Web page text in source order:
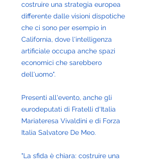
costruire una strategia europea
differente dalle visioni dispotiche
che ci sono per esempio in
California, dove l'intelligenza
artificiale occupa anche spazi
economici che sarebbero
dell'uomo".
Presenti all'evento, anche gli
eurodeputati di Fratelli d'Italia
Mariateresa Vivaldini e di Forza
Italia Salvatore De Meo.
"La sfida è chiara: costruire una